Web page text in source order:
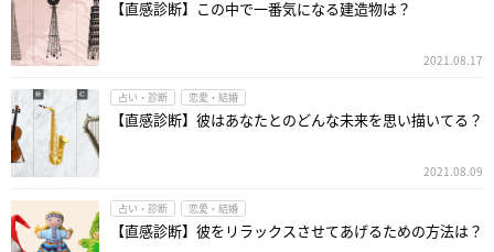
【直感診断】この中で一番気になる建造物は？
2021.08.17
占い・診断 恋愛・結婚
【直感診断】彼はあなたとのどんな未来を思い描いてる？
2021.08.09
占い・診断 恋愛・結婚
【直感診断】彼をリラックスさせてあげるための方法は？